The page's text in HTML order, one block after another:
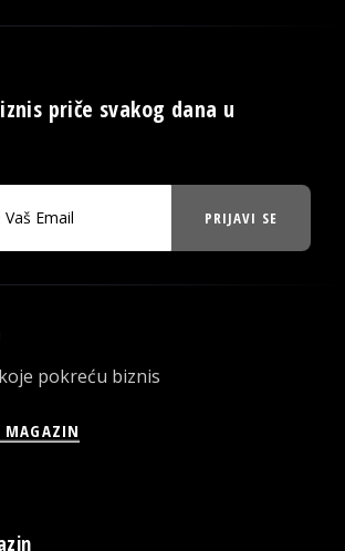
priče svakog dana u
PRIJAVI SE
pokreću biznis
MAGAZIN